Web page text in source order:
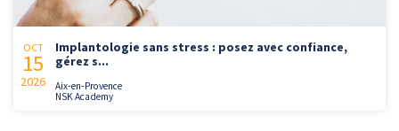
OCT
15
2026
Implantologie sans stress : posez avec confiance,
gérez s...
Aix-en-Provence
NSK Academy